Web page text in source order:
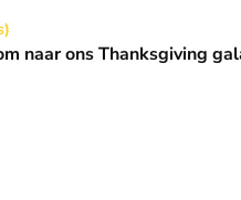
gala in de Basiliek
naar ons Thanksgiving